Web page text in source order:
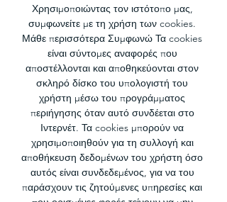
Χρησιμοποιώντας τον ιστότοπο μας,
συμφωνείτε με τη χρήση των cookies.
Μάθε περισσότερα Συμφωνώ Τα cookies
είναι σύντομες αναφορές που
αποστέλλονται και αποθηκεύονται στον
σκληρό δίσκο του υπολογιστή του
χρήστη μέσω του προγράμματος
περιήγησης όταν αυτό συνδέεται στο
Ιντερνέτ. Τα cookies μπορούν να
χρησιμοποιηθούν για τη συλλογή και
αποθήκευση δεδομένων του χρήστη όσο
αυτός είναι συνδεδεμένος, για να του
παράσχουν τις ζητούμενες υπηρεσίες και